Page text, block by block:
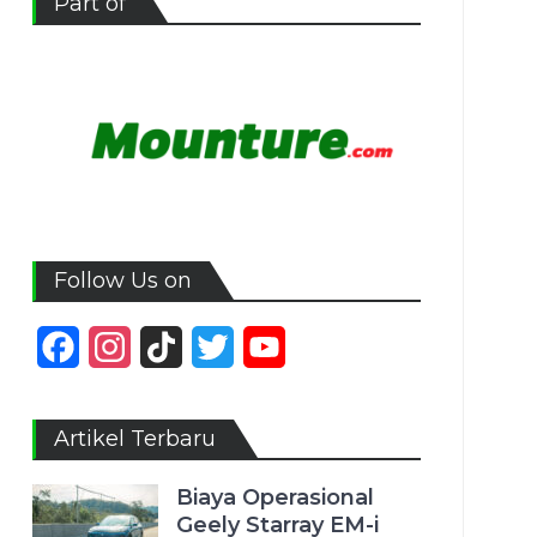
Follow Us on
FacebookInstagram
TikTok Twitter
Artikel Terbaru
Biaya Operasional
Geely Starray EM-i